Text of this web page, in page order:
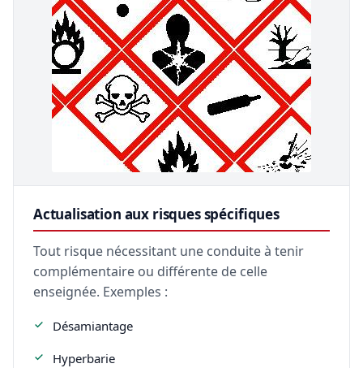
Actualisation aux risques spécifiques
Tout risque nécessitant une conduite à tenir
complémentaire ou différente de celle
enseignée. Exemples :
Désamiantage
Hyperbarie